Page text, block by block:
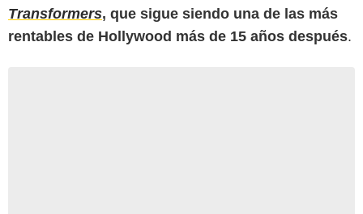
Transformers, que sigue siendo una de las más
rentables de Hollywood más de 15 años después.